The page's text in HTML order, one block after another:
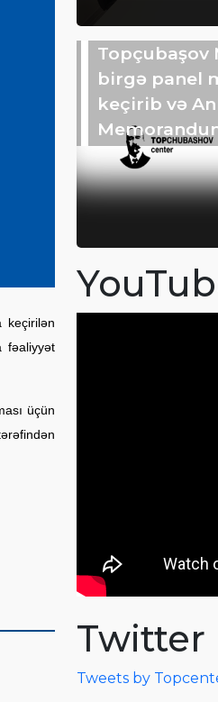
keçirilən
fəaliyyət
üçün
Topçubaşov
birgə panel
keçirib və
Twitter
Tweets by